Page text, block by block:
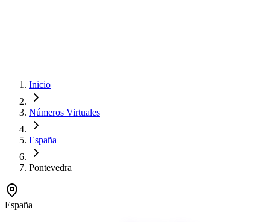
Inicio
Números Virtuales
España
Pontevedra
España